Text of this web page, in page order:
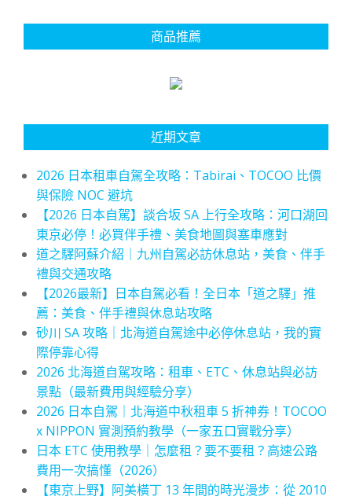
商品推薦
近期文章
2026 日本租車自駕全攻略：Tabirai、TOCOO 比價
與保險 NOC 避坑
【2026 日本自駕】談合坂 SA 上行全攻略：河口湖回
東京必停！必買伴手禮、美食地圖與塞車應對
道之驛阿蘇介紹｜九州自駕必訪休息站，美食、伴手
禮與交通攻略
【2026最新】日本自駕必看！全日本「道之驛」推
薦：美食、伴手禮與休息站攻略
砂川 SA 攻略｜北海道自駕途中必停休息站，我的實
際停靠心得
2026 北海道自駕攻略：租車、ETC、休息站與必訪
景點（最新費用與經驗分享）
2026 日本自駕｜北海道中秋租車 5 折神券！TOCOO
x NIPPON 實測預約教學（一家五口實戰分享）
日本 ETC 使用教學｜怎麼租？要不要租？高速公路
費用一次搞懂（2026）
【東京上野】阿美橫丁 13 年間的時光漫步：從 2010